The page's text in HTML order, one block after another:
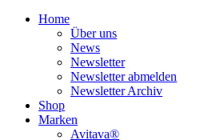
Home
Über uns
News
Newsletter
Newsletter abmelden
Newsletter Archiv
Shop
Marken
Avitava®